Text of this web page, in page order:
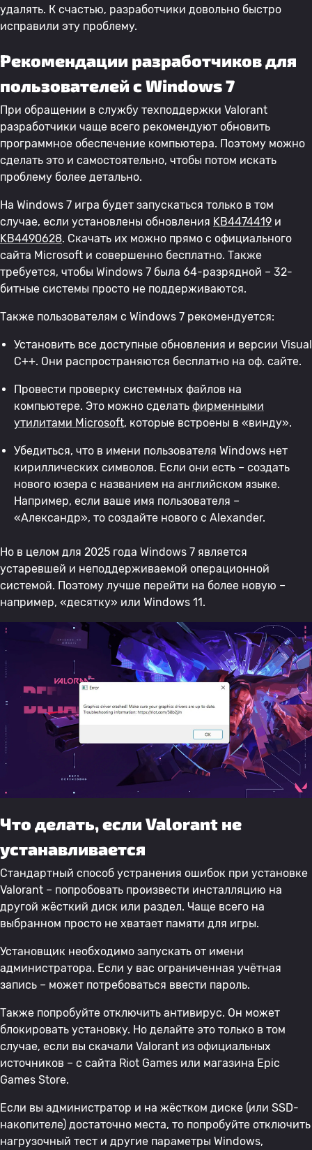
удалять. К счастью, разработчики довольно быстро
исправили эту проблему.
Рекомендации разработчиков для
пользователей с Windows 7
При обращении в службу техподдержки Valorant
разработчики чаще всего рекомендуют обновить
программное обеспечение компьютера. Поэтому можно
сделать это и самостоятельно, чтобы потом искать
проблему более детально.
На Windows 7 игра будет запускаться только в том
случае, если установлены обновления KB4474419 и
KB4490628. Скачать их можно прямо с официального
сайта Microsoft и совершенно бесплатно. Также
требуется, чтобы Windows 7 была 64-разрядной – 32-
битные системы просто не поддерживаются.
Также пользователям с Windows 7 рекомендуется:
Установить все доступные обновления и версии Visual
C++. Они распространяются бесплатно на оф. сайте.
Провести проверку системных файлов на
компьютере. Это можно сделать фирменными
утилитами Microsoft, которые встроены в «винду».
Убедиться, что в имени пользователя Windows нет
кириллических символов. Если они есть – создать
нового юзера с названием на английском языке.
Например, если ваше имя пользователя –
«Александр», то создайте нового с Alexander.
Но в целом для 2025 года Windows 7 является
устаревшей и неподдерживаемой операционной
системой. Поэтому лучше перейти на более новую –
например, «десятку» или Windows 11.
Что делать, если Valorant не
устанавливается
Стандартный способ устранения ошибок при установке
Valorant – попробовать произвести инсталляцию на
другой жёсткий диск или раздел. Чаще всего на
выбранном просто не хватает памяти для игры.
Установщик необходимо запускать от имени
администратора. Если у вас ограниченная учётная
запись – может потребоваться ввести пароль.
Также попробуйте отключить антивирус. Он может
блокировать установку. Но делайте это только в том
случае, если вы скачали Valorant из официальных
источников – с сайта Riot Games или магазина Epic
Games Store.
Если вы администратор и на жёстком диске (или SSD-
накопителе) достаточно места, то попробуйте отключить
нагрузочный тест и другие параметры Windows,